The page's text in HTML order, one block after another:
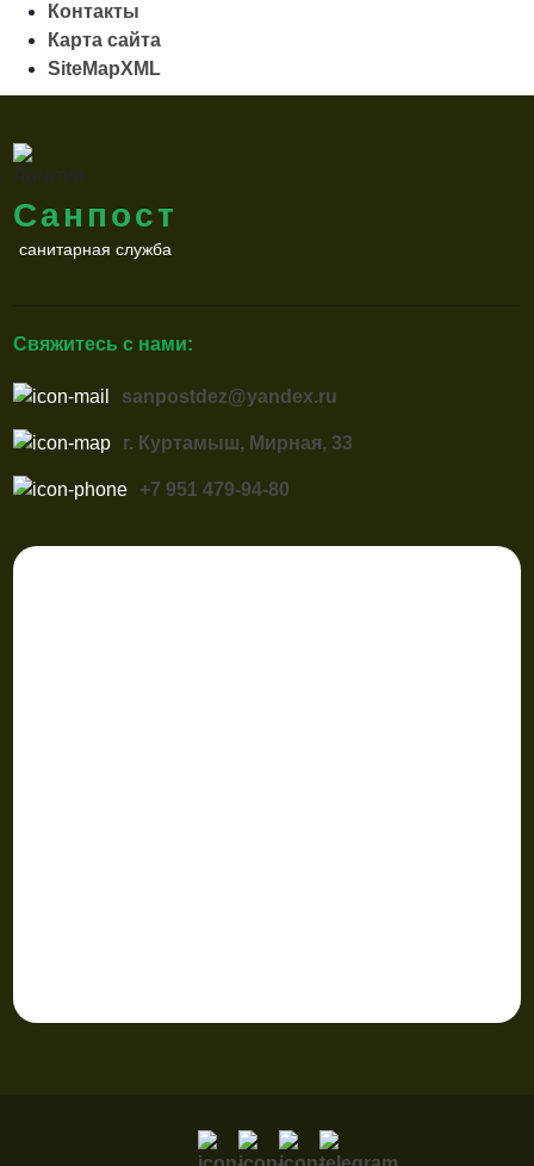
Контакты
Карта сайта
SiteMapXML
Санпост
санитарная служба
Свяжитесь с нами:
sanpostdez@yandex.ru
г. Куртамыш, Мирная, 33
+7 951 479-94-80